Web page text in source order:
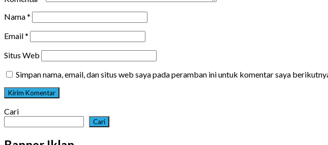
Nama*
Email*
Situs Web
Simpan nama, email, dan situs web saya pada peramban ini untuk komentar saya
Cari
Cari